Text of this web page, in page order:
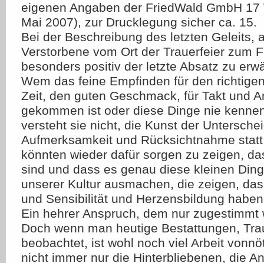
eigenen Angaben der FriedWald GmbH
Mai 2007), zur Drucklegung sicher ca. 15.
Bei der Beschreibung des letzten Geleits,
Verstorbene vom Ort der Trauerfeier zum
besonders positiv der letzte Absatz zu
Wem das feine Empfinden für den
Zeit, den guten Geschmack, für Takt und
gekommen ist oder diese Dinge nie
versteht sie nicht, die Kunst der
Aufmerksamkeit und Rücksichtnahme
könnten wieder dafür sorgen zu zeigen,
sind und dass es genau diese kleinen
unserer Kultur ausmachen, die zeigen,
und Sensibilität und Herzensbildung haben. [
Ein hehrer Anspruch, dem nur zugestimmt
Doch wenn man heutige Bestattungen,
beobachtet, ist wohl noch viel Arbeit
nicht immer nur die Hinterbliebenen, die